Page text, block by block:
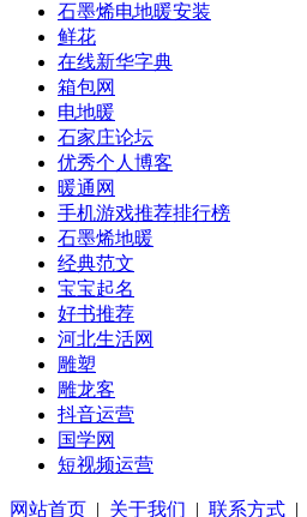
石墨烯电地暖安装
鲜花
在线新华字典
箱包网
电地暖
石家庄论坛
优秀个人博客
暖通网
手机游戏推荐排行榜
石墨烯地暖
经典范文
宝宝起名
好书推荐
河北生活网
雕塑
雕龙客
抖音运营
国学网
短视频运营
网站首页 | 关于我们 | 联系方式 |